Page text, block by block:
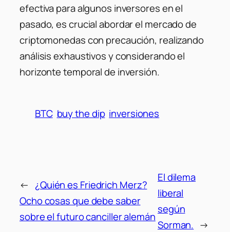
efectiva para algunos inversores en el
pasado, es crucial abordar el mercado de
criptomonedas con precaución, realizando
análisis exhaustivos y considerando el
horizonte temporal de inversión.
BTC buy the dip inversiones
← ¿Quién es Friedrich Merz?
Ocho cosas que debe saber
sobre el futuro canciller alemán
El dilema
liberal
según
Sorman. →